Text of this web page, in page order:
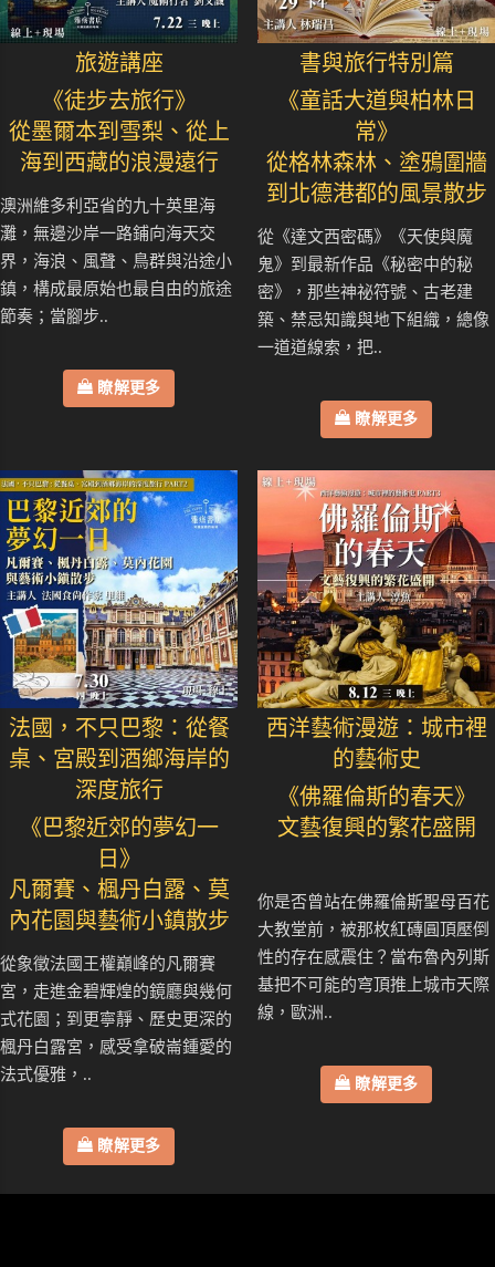
旅遊講座
《徒步去旅行》
從墨爾本到雪梨、從上
海到西藏的浪漫遠行
澳洲維多利亞省的九十英里海
灘，無邊沙岸一路鋪向海天交
界，海浪、風聲、鳥群與沿途小
鎮，構成最原始也最自由的旅途
節奏；當腳步..
瞭解更多
書與旅行特別篇
《童話大道與柏林日
常》
從格林森林、塗鴉圍牆
到北德港都的風景散步
從《達文西密碼》《天使與魔
鬼》到最新作品《秘密中的秘
密》，那些神祕符號、古老建
築、禁忌知識與地下組織，總像
一道道線索，把..
瞭解更多
法國，不只巴黎：從餐
桌、宮殿到酒鄉海岸的
深度旅行
《巴黎近郊的夢幻一
日》
凡爾賽、楓丹白露、莫
內花園與藝術小鎮散步
從象徵法國王權巔峰的凡爾賽
宮，走進金碧輝煌的鏡廳與幾何
式花園；到更寧靜、歷史更深的
楓丹白露宮，感受拿破崙鍾愛的
法式優雅，..
瞭解更多
西洋藝術漫遊：城市裡
的藝術史
《佛羅倫斯的春天》
文藝復興的繁花盛開
你是否曾站在佛羅倫斯聖母百花
大教堂前，被那枚紅磚圓頂壓倒
性的存在感震住？當布魯內列斯
基把不可能的穹頂推上城市天際
線，歐洲..
瞭解更多